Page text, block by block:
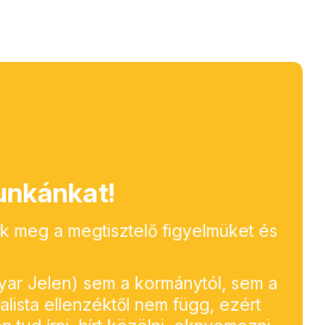
meg a megtisztelő figyelmüket és
Jelen) sem a kormánytól, sem a
ellenzéktől nem függ, ezért